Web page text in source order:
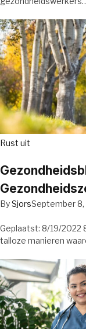
Rust uit
BySjorsSeptember 8,
Geplaatst: 8/19/2022
talloze manieren